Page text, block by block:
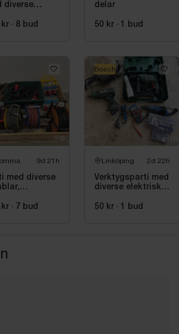
diverse
kr · 8 bud
delar
50 kr · 1 bud
9d 21h
med diverse
kr · 7 bud
Linköping 2d 22h
Verktygsparti med
diverse elektriska
Bosch
50 kr · 1 bud
Bosch